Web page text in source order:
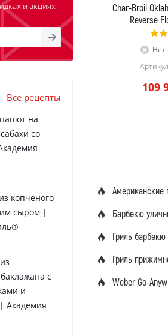
Char-Broil
Reverse
Нет
109
Американские
Барбекю
Гриль барбекю
Гриль
Weber Go-
и акциях
Все рецепты
на
со
копченого
сыром |
с
и
Академия